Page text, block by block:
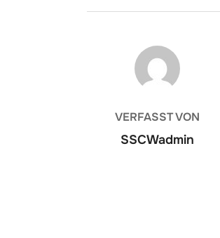
BEITRAGSAUTOR
VERFASST VON
SSCWadmin